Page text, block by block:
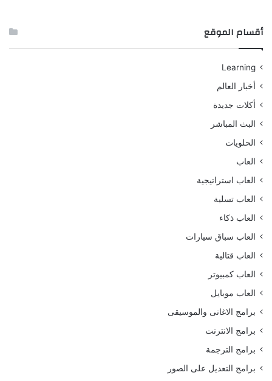
أقسام الموقع
Learning
أخبار العالم
أكلات جديدة
البث المباشر
الحلويات
العاب
العاب استراتيجية
العاب تسلية
العاب ذكاء
العاب سباق سيارات
العاب قتالية
العاب كمبيوتر
العاب موبايل
برامج الاغانى والموسيقى
برامج الانترنت
برامج الترجمة
برامج التعديل على الصور